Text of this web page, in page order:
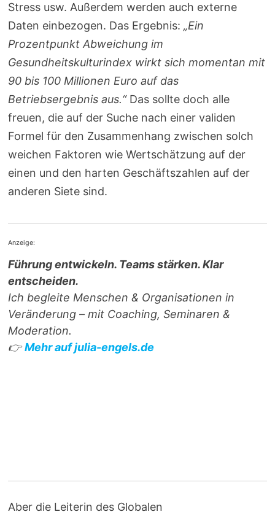
Stress usw. Außerdem werden auch externe
Daten einbezogen. Das Ergebnis:„Ein
Prozentpunkt Abweichung im
Gesundheitskulturindex wirkt sich momentan mit
90 bis 100 Millionen Euro auf das
Betriebsergebnis aus.“ Das sollte doch alle
freuen, die auf der Suche nach einer validen
Formel für den Zusammenhang zwischen solch
weichen Faktoren wie Wertschätzung auf der
einen und den harten Geschäftszahlen auf der
anderen Siete sind.
Anzeige:
Führung entwickeln. Teams stärken. Klar
entscheiden.
Ich begleite Menschen & Organisationen in
Veränderung – mit Coaching, Seminaren &
Moderation.
👉Mehr auf julia-engels.de
Aber die Leiterin des Globalen